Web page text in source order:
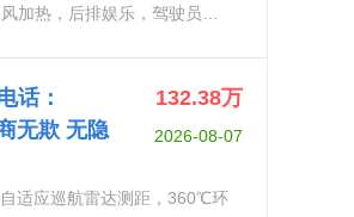
加热，后排娱乐，驾驶员辅
132.38万
2026-08-07
话：
无欺 无隐
适应巡航雷达测距，360℃环